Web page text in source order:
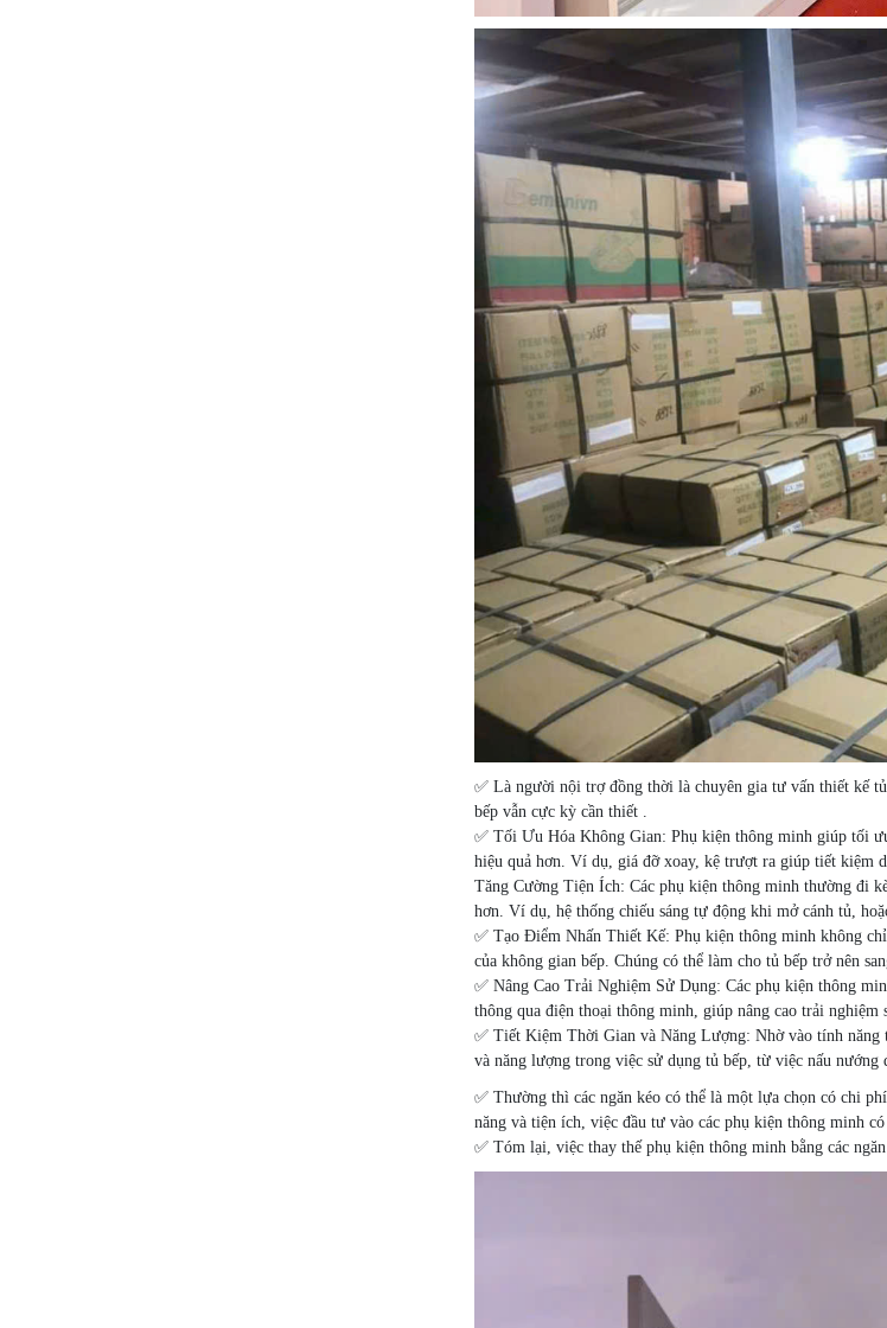
✅ Là người nội trợ đồng thời là chuyên gia tư vấn thiết kế
bếp vẫn cực kỳ cần thiết .
✅ Tối Ưu Hóa Không Gian: Phụ kiện thông minh giúp tối
hiệu quả hơn. Ví dụ, giá đỡ xoay, kệ trượt ra giúp tiết kiệm
Tăng Cường Tiện Ích: Các phụ kiện thông minh thường đi
hơn. Ví dụ, hệ thống chiếu sáng tự động khi mở cánh tủ,
✅ Tạo Điểm Nhấn Thiết Kế: Phụ kiện thông minh không
của không gian bếp. Chúng có thể làm cho tủ bếp trở nên
✅ Nâng Cao Trải Nghiệm Sử Dụng: Các phụ kiện thông
thông qua điện thoại thông minh, giúp nâng cao trải nghiệm
✅ Tiết Kiệm Thời Gian và Năng Lượng: Nhờ vào tính
và năng lượng trong việc sử dụng tủ bếp, từ việc nấu nướng
✅ Thường thì các ngăn kéo có thể là một lựa chọn có chi
năng và tiện ích, việc đầu tư vào các phụ kiện thông minh
✅ Tóm lại, việc thay thế phụ kiện thông minh bằng các